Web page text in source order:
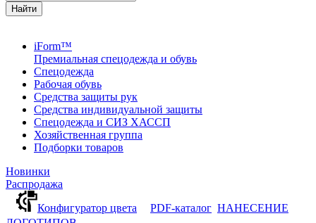
Найти
iForm™
Премиальная спецодежда и обувь
Спецодежда
Рабочая обувь
Средства защиты рук
Средства индивидуальной защиты
Спецодежда и СИЗ ХАССП
Хозяйственная группа
Подборки товаров
Новинки
Распродажа
Конфигуратор цвета
PDF-каталог НАНЕСЕНИЕ